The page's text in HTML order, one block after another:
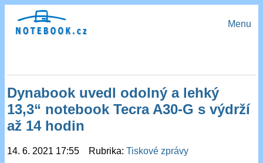
Menu
Dynabook uvedl odolný a lehký
13,3“ notebook Tecra A30-G s výdrží
až 14 hodin
14. 6. 2021 17:55 Rubrika:Tiskové zprávy